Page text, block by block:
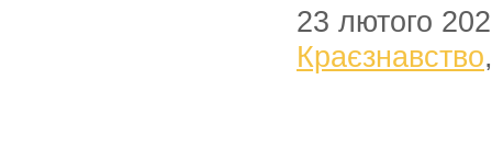
23 лютого
Краєзнавство